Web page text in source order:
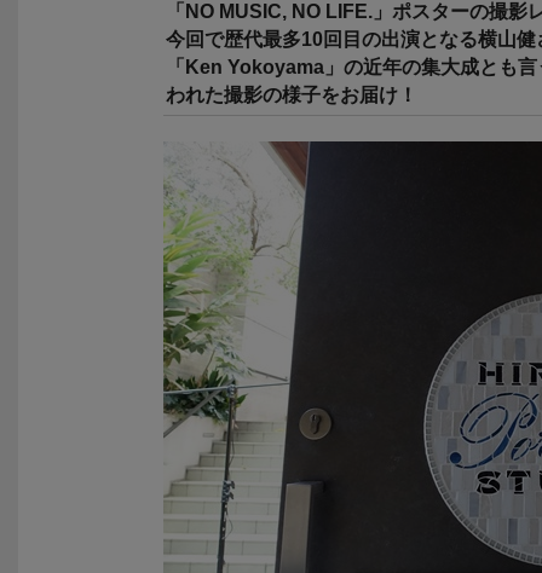
「NO MUSIC, NO LIFE.」ポスターの撮影
今回で歴代最多10回目の出演となる横山
「Ken Yokoyama」の近年の集大成とも
われた撮影の様子をお届け！